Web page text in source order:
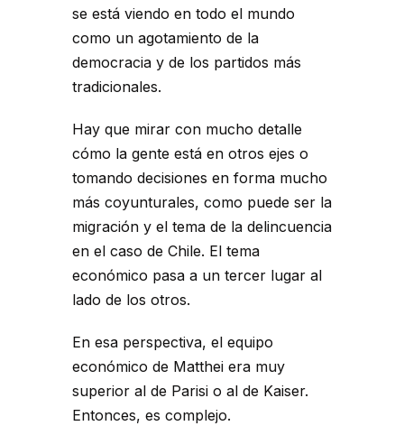
se está viendo en todo el mundo
como un agotamiento de la
democracia y de los partidos más
tradicionales.
Hay que mirar con mucho detalle
cómo la gente está en otros ejes o
tomando decisiones en forma mucho
más coyunturales, como puede ser la
migración y el tema de la delincuencia
en el caso de Chile. El tema
económico pasa a un tercer lugar al
lado de los otros.
En esa perspectiva, el equipo
económico de Matthei era muy
superior al de Parisi o al de Kaiser.
Entonces, es complejo.